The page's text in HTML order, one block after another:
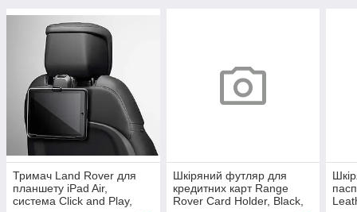
Тримач Land Rover для
планшету iPad Air,
система Click and Play,
Шкіряний футляр для
кредитних карт Range
Rover Card Holder, Black,